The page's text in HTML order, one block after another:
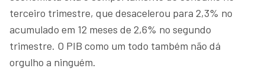
terceiro trimestre, que desacelerou para 2,3% no
acumulado em 12 meses de 2,6% no segundo
trimestre. O PIB como um todo também não dá
orgulho a ninguém.